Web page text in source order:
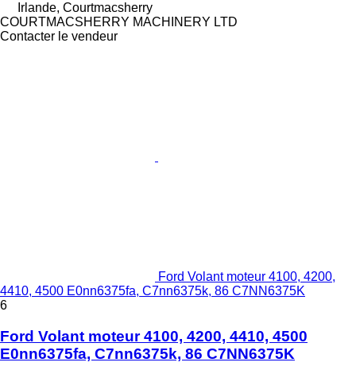
Irlande, Courtmacsherry
COURTMACSHERRY MACHINERY LTD
Contacter le vendeur
Ford Volant moteur 4100, 4200,
4410, 4500 E0nn6375fa, C7nn6375k, 86 C7NN6375K
6
Ford Volant moteur 4100, 4200, 4410, 4500
E0nn6375fa, C7nn6375k, 86 C7NN6375K